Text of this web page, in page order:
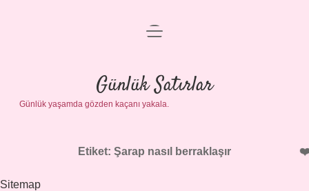
Anasayfa
Gizlilik Politikası
Yasal Uyarı
menüyü
Günlük Satırlar
Günlük yaşamda gözden kaçanı yakala.
Etiket: Şarap nasıl berraklaşır
Sitemap